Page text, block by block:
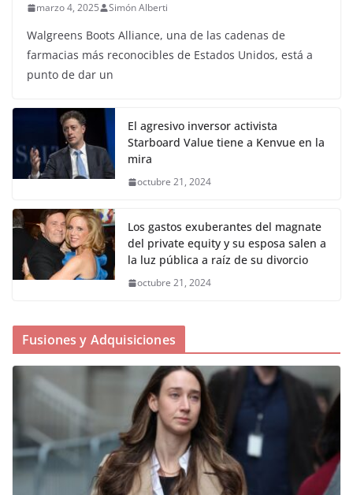
marzo 4, 2025 Simón Alberti
Walgreens Boots Alliance, una de las cadenas de
farmacias más reconocibles de Estados Unidos, está a
punto de dar un
El agresivo inversor activista
Starboard Value tiene a Kenvue en la
mira
octubre 21, 2024
Los gastos exuberantes del magnate
del private equity y su esposa salen a
la luz pública a raíz de su divorcio
octubre 21, 2024
Fusiones y Adquisiciones